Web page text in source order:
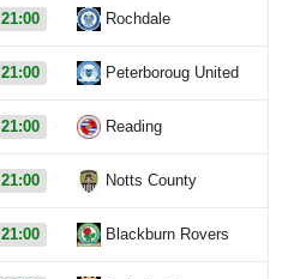
21:00 Rochdale
21:00 Peterboroug United
21:00 Reading
21:00 Notts County
21:00 Blackburn Rovers